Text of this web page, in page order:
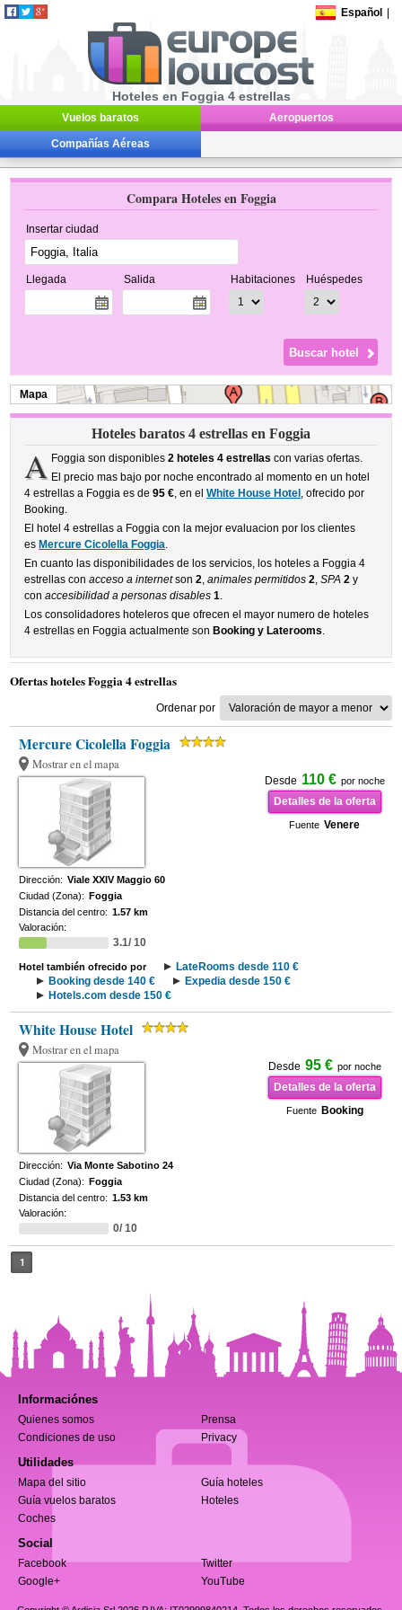
Español
Hoteles en Foggia 4 estrellas
Vuelos baratos Aeropuertos
Compañías Aéreas
Compara Hoteles en Foggia
Insertar ciudad
Llegada Salida Habitaciones Huéspedes
Mapa
Hoteles baratos 4 estrellas en Foggia
A Foggia son disponibles 2 hoteles 4 estrellas con varias ofertas.
El precio mas bajo por noche encontrado al momento en un hotel
4 estrellas a Foggia es de95 €, en elWhite House Hotel , ofrecido por
Booking.
El hotel 4 estrellas a Foggia con la mejor evaluacion por los clientes
es Mercure Cicolella Foggia.
En cuanto las disponibilidades de los servicios, los hoteles a Foggia 4
estrellas conacceso a internetson2,animales permitidos 2,SPA 2 y
conaccesibilidad a personas disables 1.
Los consolidadores hoteleros que ofrecen el mayor numero de hoteles
4 estrellas en Foggia actualmente son Booking y Laterooms.
Ofertas hoteles Foggia 4 estrellas
Ordenar por
Mercure Cicolella Foggia
Mostrar en el mapa
Desde 110 € por noche
Detalles de la oferta
Fuente Venere
Dirección: Viale XXIV Maggio 60
Ciudad (Zona): Foggia
Distancia del centro: 1.57 km
Valoración:
3.1/ 10
Hotel también ofrecido por
LateRooms desde 110 €
Booking desde 140 €
Expedia desde 150 €
Hotels.com desde 150 €
White House Hotel
Mostrar en el mapa
Desde 95 € por noche
Detalles de la oferta
Fuente Booking
Dirección: Via Monte Sabotino 24
Ciudad (Zona): Foggia
Distancia del centro: 1.53 km
Valoración:
0/ 10
1
Informaciónes
Quienes somos
Prensa
Condiciones de uso
Privacy
Utilidades
Mapa del sitio
Guía hoteles
Guía vuelos baratos
Hoteles
Coches
Social
Facebook
Twitter
Google+
YouTube